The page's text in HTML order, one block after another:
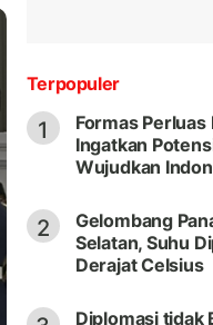
Terpopuler
1
Formas Perluas
Ingatkan
Wujudkan
2
Gelombang
Selatan, Suhu
Derajat Celsius
Diplomasi tidak